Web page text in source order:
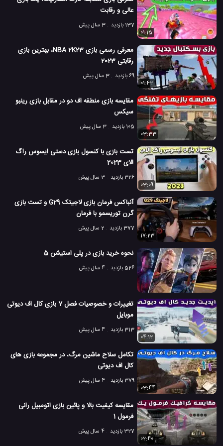
عالی و رقابت
137 بازدید
3 سال پیش
01:15
معرفی رسمی بازی NBA 2K23، بهترین بازی
رقابتی 2023
69 بازدید
3 سال پیش
01:42
مقایسه بازی منطقه اف دو در مقابل بازی رینبو
سیکس
105 بازدید
3 سال پیش
03:33
تست بازی با کنسول بازی دستی ایسوس راگ
الای 2023
326 بازدید
3 سال پیش
03:09
آنباکس فرمان بازی لاجیتک G29 و تست بازی
گرن توریسمو با فرمان
377 بازدید
2 سال پیش
17:23
نحوه خرید بازی در پلی استیشن 5
526 بازدید 4 سال پیش
تغییرات و خصوصیات فصل 7 بازی کال اف دیوتی
موبایل
313 بازدید
4 سال پیش
04:12
تکامل سلاح ماشین مرگ، در مجموعه بازی های
کال اف دیوتی
379 بازدید
4 سال پیش
03:44
مقایسه کیفیت بالا و پائین بازی اتومبیل رانی
فرمول 1
327 بازدید
4 سال پیش
02:40